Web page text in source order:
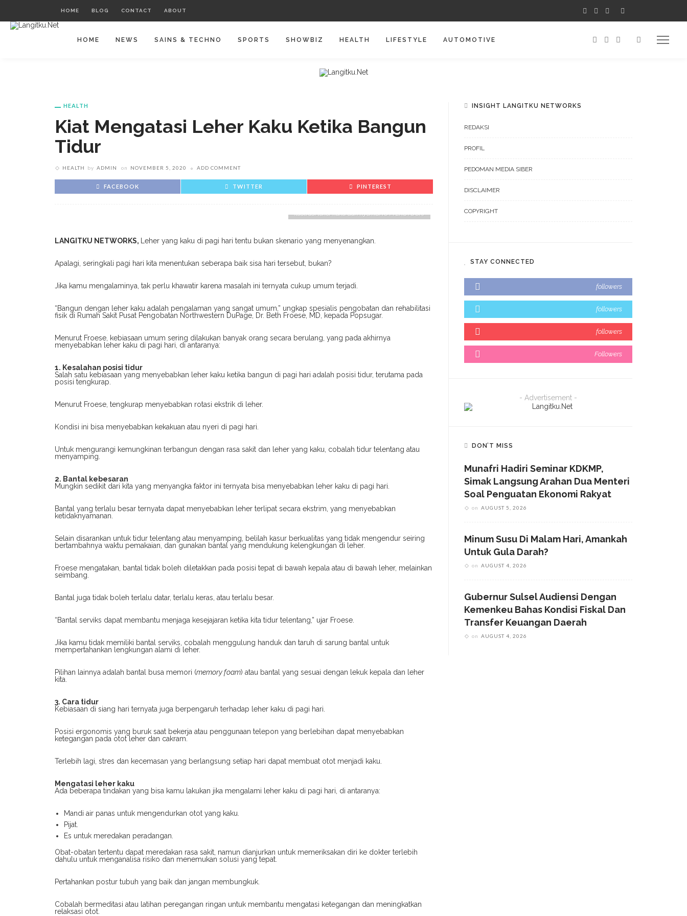
HOME BLOG CONTACT ABOUT
HOME NEWS SAINS & TECHNO SPORTS SHOWBIZ HEALTH LIFESTYLE AUTOMOTIVE
HEALTH
Kiat Mengatasi Leher Kaku Ketika Bangun
Tidur
HEALTH by ADMIN on NOVEMBER 5, 2020 ADD COMMENT
FACEBOOK TWITTER PINTEREST
Ilustrasi leher kaku dan nyeri.(SHUTTERSTOCK)
LANGITKU NETWORKS, Leher yang kaku di pagi hari tentu bukan skenario yang menyenangkan.
Apalagi, seringkali pagi hari kita menentukan seberapa baik sisa hari tersebut, bukan?
Jika kamu mengalaminya, tak perlu khawatir karena masalah ini ternyata cukup umum terjadi.
“Bangun dengan leher kaku adalah pengalaman yang sangat umum,” ungkap spesialis pengobatan dan rehabilitasi
fisik di Rumah Sakit Pusat Pengobatan Northwestern DuPage, Dr. Beth Froese, MD, kepada Popsugar.
Menurut Froese, kebiasaan umum sering dilakukan banyak orang secara berulang, yang pada akhirnya
menyebabkan leher kaku di pagi hari, di antaranya:
1. Kesalahan posisi tidur
Salah satu kebiasaan yang menyebabkan leher kaku ketika bangun di pagi hari adalah posisi tidur, terutama pada
posisi tengkurap.
Menurut Froese, tengkurap menyebabkan rotasi ekstrik di leher.
Kondisi ini bisa menyebabkan kekakuan atau nyeri di pagi hari.
Untuk mengurangi kemungkinan terbangun dengan rasa sakit dan leher yang kaku, cobalah tidur telentang atau
menyamping.
2. Bantal kebesaran
Mungkin sedikit dari kita yang menyangka faktor ini ternyata bisa menyebabkan leher kaku di pagi hari.
Bantal yang terlalu besar ternyata dapat menyebabkan leher terlipat secara ekstrim, yang menyebabkan
ketidaknyamanan.
Selain disarankan untuk tidur telentang atau menyamping, belilah kasur berkualitas yang tidak mengendur seiring
bertambahnya waktu pemakaian, dan gunakan bantal yang mendukung kelengkungan di leher.
Froese mengatakan, bantal tidak boleh diletakkan pada posisi tepat di bawah kepala atau di bawah leher, melainkan
seimbang.
Bantal juga tidak boleh terlalu datar, terlalu keras, atau terlalu besar.
“Bantal serviks dapat membantu menjaga kesejajaran ketika kita tidur telentang,” ujar Froese.
Jika kamu tidak memiliki bantal serviks, cobalah menggulung handuk dan taruh di sarung bantal untuk
mempertahankan lengkungan alami di leher.
Pilihan lainnya adalah bantal busa memori (memory foam) atau bantal yang sesuai dengan lekuk kepala dan leher
kita.
3. Cara tidur
Kebiasaan di siang hari ternyata juga berpengaruh terhadap leher kaku di pagi hari.
Posisi ergonomis yang buruk saat bekerja atau penggunaan telepon yang berlebihan dapat menyebabkan
ketegangan pada otot leher dan cakram.
Terlebih lagi, stres dan kecemasan yang berlangsung setiap hari dapat membuat otot menjadi kaku.
Mengatasi leher kaku
Ada beberapa tindakan yang bisa kamu lakukan jika mengalami leher kaku di pagi hari, di antaranya:
Mandi air panas untuk mengendurkan otot yang kaku.
Pijat.
Es untuk meredakan peradangan.
Obat-obatan tertentu dapat meredakan rasa sakit, namun dianjurkan untuk memeriksakan diri ke dokter terlebih
dahulu untuk menganalisa risiko dan menemukan solusi yang tepat.
Pertahankan postur tubuh yang baik dan jangan membungkuk.
Cobalah bermeditasi atau latihan peregangan ringan untuk membantu mengatasi ketegangan dan meningkatkan
relaksasi otot.
INSIGHT LANGITKU NETWORKS
REDAKSI
PROFIL
PEDOMAN MEDIA SIBER
DISCLAIMER
COPYRIGHT
STAY CONNECTED
followers
followers
followers
Followers
- Advertisement -
DON’T MISS
Munafri Hadiri Seminar KDKMP,
Simak Langsung Arahan Dua Menteri
Soal Penguatan Ekonomi Rakyat
on AUGUST 5, 2026
Minum Susu Di Malam Hari, Amankah
Untuk Gula Darah?
on AUGUST 4, 2026
Gubernur Sulsel Audiensi Dengan
Kemenkeu Bahas Kondisi Fiskal Dan
Transfer Keuangan Daerah
on AUGUST 4, 2026